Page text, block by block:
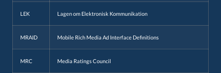
LEK Lagen om Elektronisk Kommunikation
MRAID Mobile Rich Media Ad Interface Definitions
MRC Media Ratings Council